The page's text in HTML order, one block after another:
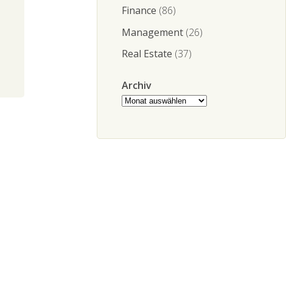
Finance (86)
Management (26)
Real Estate (37)
Archiv
Archiv